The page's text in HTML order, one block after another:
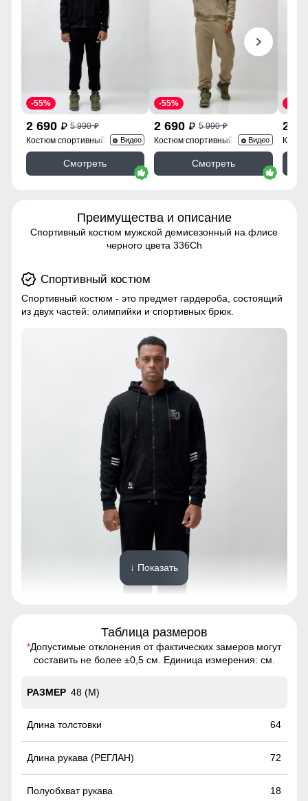
2 690 p 5 990p
-55%
Костюм спортивный 330ChВидео
Смотреть
2 690 p 5 990p
-55%
Костюм спортивный 336BВидео
Смотреть
2
Преимущества и описание
Спортивный костюм мужской демисезонный на флисе
черного цвета 336Ch
Спортивный костюм
Спортивный костюм - это предмет гардероба, состоящий
из двух частей: олимпийки и спортивных брюк.
Спортивный костюм - это предмет гардероба, состоящий
из двух частей: олимпийки и спортивных брюк.
Капюшон на все случаи жизни
Несъемный и регулируемый капюшон делает эту
олимпийку идеальным выбором для разнообразных
погоды и стиля делает ее незаменимым элементом
гардероба на каждый день.
↓ Показать
Таблица размеров
*Допустимые отклонения от фактических замеров могут
составить не более ±0,5 см. Единица измерения: см.
48 (M)
64
72
18